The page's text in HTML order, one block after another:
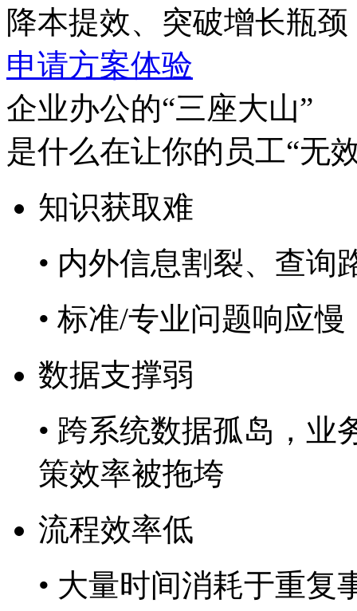
降本提效、突破增长瓶颈
申请方案体验
企业办公的“三座大山”
是什么在让你的员工“无
知识获取难
• 内外信息割裂、查
• 标准/专业问题响应慢
数据支撑弱
• 跨系统数据孤岛，业
策效率被拖垮
流程效率低
• 大量时间消耗于重复